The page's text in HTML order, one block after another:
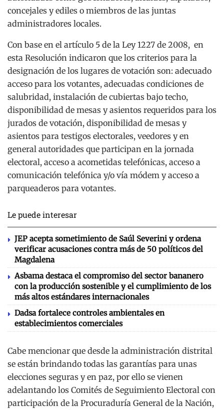
concejales y ediles o miembros de las juntas
administradores locales.
Con base en el artículo 5 de la Ley 1227 de 2008, en
esta Resolución indicaron que los criterios para la
designación de los lugares de votación son: adecuado
acceso para los votantes, adecuadas condiciones de
salubridad, instalación de cubiertas bajo techo,
disponibilidad de mesas y asientos requeridos para los
jurados de votación, disponibilidad de mesas y
asientos para testigos electorales, veedores y en
general autoridades que participan en la jornada
electoral, acceso a acometidas telefónicas, acceso a
comunicación telefónica y/o vía módem y acceso a
parqueaderos para votantes.
Le puede interesar
JEP acepta sometimiento de Saúl Severini y ordena
verificar acusaciones contra más de 50 políticos del
Magdalena
Asbama destaca el compromiso del sector bananero
con la producción sostenible y el cumplimiento de los
más altos estándares internacionales
Dadsa fortalece controles ambientales en
establecimientos comerciales
Cabe mencionar que desde la administración distrital
se están brindando todas las garantías para unas
elecciones seguras y en paz, por ello se vienen
adelantando los Comités de Seguimiento Electoral con
participación de la Procuraduría General de la Nación,